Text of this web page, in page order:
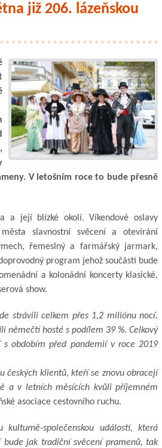
již 206. lázeňskou
V letošním roce to bude přesně
a její blízké okolí. Víkendové oslavy
slavnostní svěcení a otevírání
řemeslný a farmářský jarmark,
program jehož součástí bude
a kolonádní koncerty klasické,
show.
strávili celkem přes 1,2 miliónu nocí.
němečtí hosté s podílem 39 %. Celkový
obdobím před pandemií v roce 2019
českých klientů, kteří se znovu obracejí
a v letních měsících kvůli příjemném
asociace cestovního ruchu.
společenskou událostí, která
bude jak tradiční svěcení pramenů, tak